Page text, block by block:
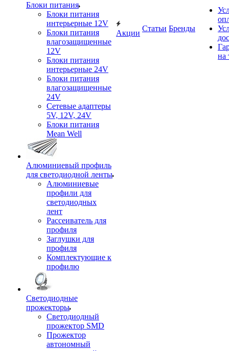
Блоки питания
Блоки питания
интерьерные 12V
Блоки питания
влагозащищенные
12V
Блоки питания
интерьерные 24V
Блоки питания
влагозащищенные
24V
Сетевые адаптеры
5V, 12V, 24V
Блоки питания
Mean Well
Алюминиевый профиль
для светодиодной ленты
Алюминиевые
профили для
светодиодных
лент
Рассеиватель для
профиля
Заглушки для
профиля
Комплектующие к
профилю
Светодиодные
прожекторы
Светодиодный
прожектор SMD
Прожектор
автономный
Акции
Статьи Бренды
на